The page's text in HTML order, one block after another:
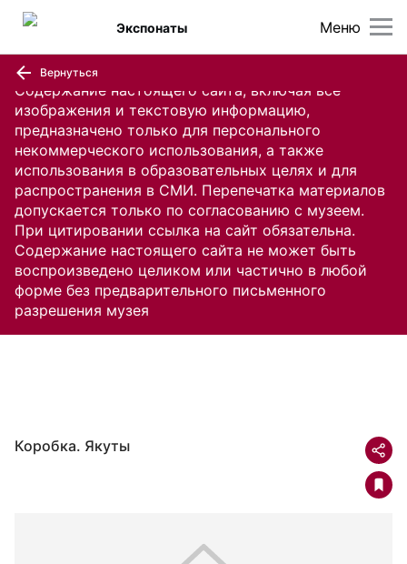
Содержание настоящего сайта, включая все
изображения и текстовую информацию,
предназначено только для персонального
некоммерческого использования, а также
использования в образовательных целях и для
распространения в СМИ. Перепечатка материалов
допускается только по согласованию с музеем.
При цитировании ссылка на сайт обязательна.
Содержание настоящего сайта не может быть
воспроизведено целиком или частично в любой
форме без предварительного письменного
разрешения музея
Меню
Экспонаты
Вернуться
Коробка. Якуты